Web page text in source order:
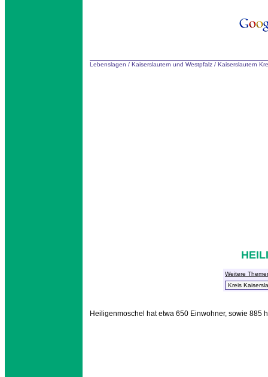
Lebenslagen / Kaiserslautern und Westpfalz / Kaiserslautern
Weitere
Heiligenmoschel hat etwa 650 Einwohner, sowie 885